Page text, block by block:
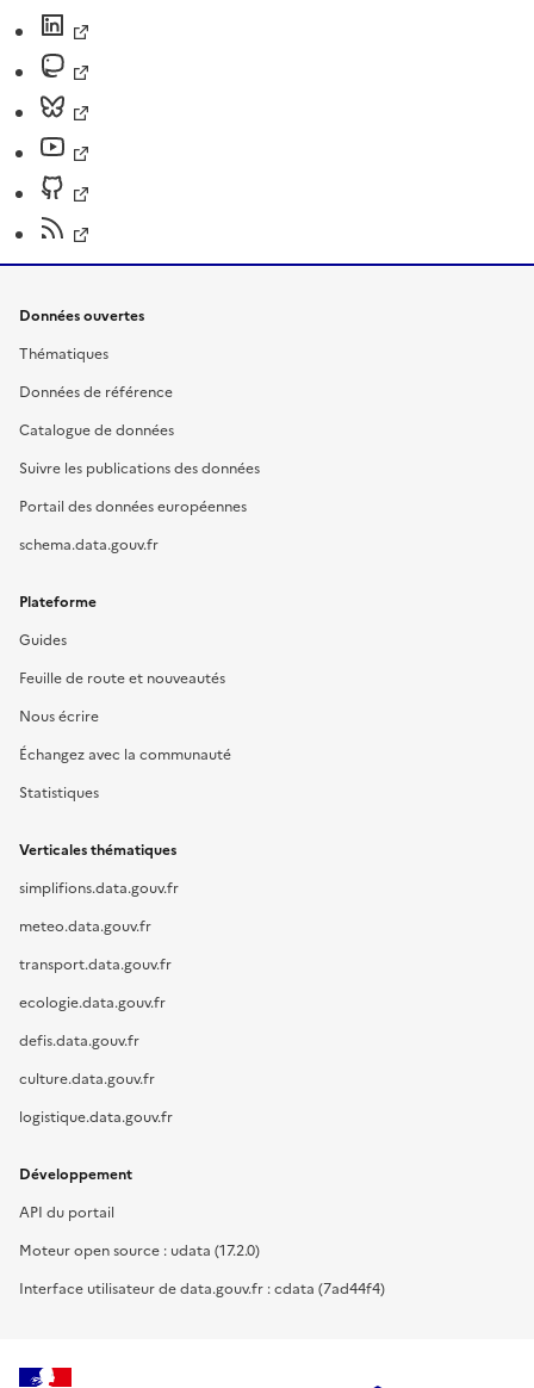
Données ouvertes
Thématiques
Données de référence
Catalogue de données
Suivre les publications des données
Portail des données européennes
schema.data.gouv.fr
Plateforme
Guides
Feuille de route et nouveautés
Nous écrire
Échangez avec la communauté
Statistiques
Verticales thématiques
simplifions.data.gouv.fr
meteo.data.gouv.fr
transport.data.gouv.fr
ecologie.data.gouv.fr
defis.data.gouv.fr
culture.data.gouv.fr
logistique.data.gouv.fr
Développement
API du portail
Moteur open source : udata (17.2.0)
Interface utilisateur de data.gouv.fr : cdata (7ad44f4)